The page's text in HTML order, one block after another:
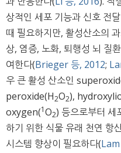
상적인 세포 기능과 신호 전
때 필요하지만, 활성산소의
상, 염증, 노화, 퇴행성 뇌 질
여한다(Brieger 등, 2012;
우 큰 활성 산소인
peroxide(H2O2),
oxygen(1O2) 등으로부터 세
하기 위한 식물 유래 천연 항
시스템 향상이 필요하다(